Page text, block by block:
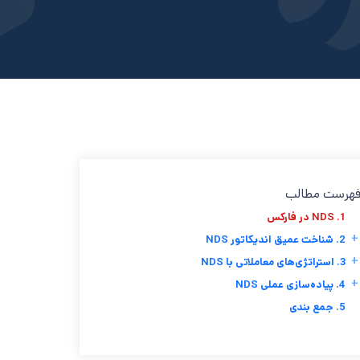
مطالب
1. NDS در فارکس
2. شناخت عمیق اندیکاتور NDS +
3. استراتژی‌های معاملاتی با NDS +
4. پیاده‌سازی عملی NDS +
5. جمع بندی